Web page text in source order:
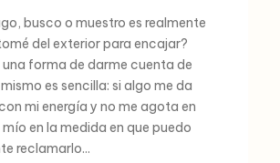
busco o muestro es realmente
del exterior para encajar?
una forma de darme cuenta de
es sencilla: si algo me da
mi energía y no me agota en
en la medida en que puedo
reclamarlo...